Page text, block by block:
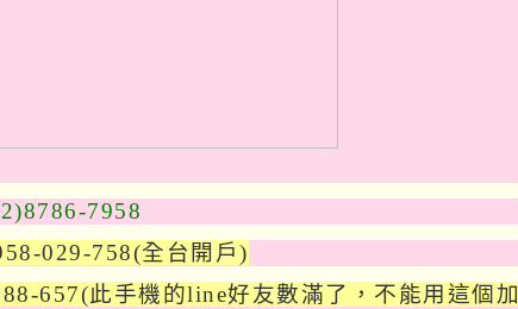
7958
029-758(全台開戶)
此手機的line好友數滿了，不能用這個加